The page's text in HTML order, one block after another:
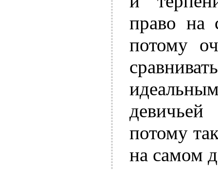
право на
потому
потому
на самом